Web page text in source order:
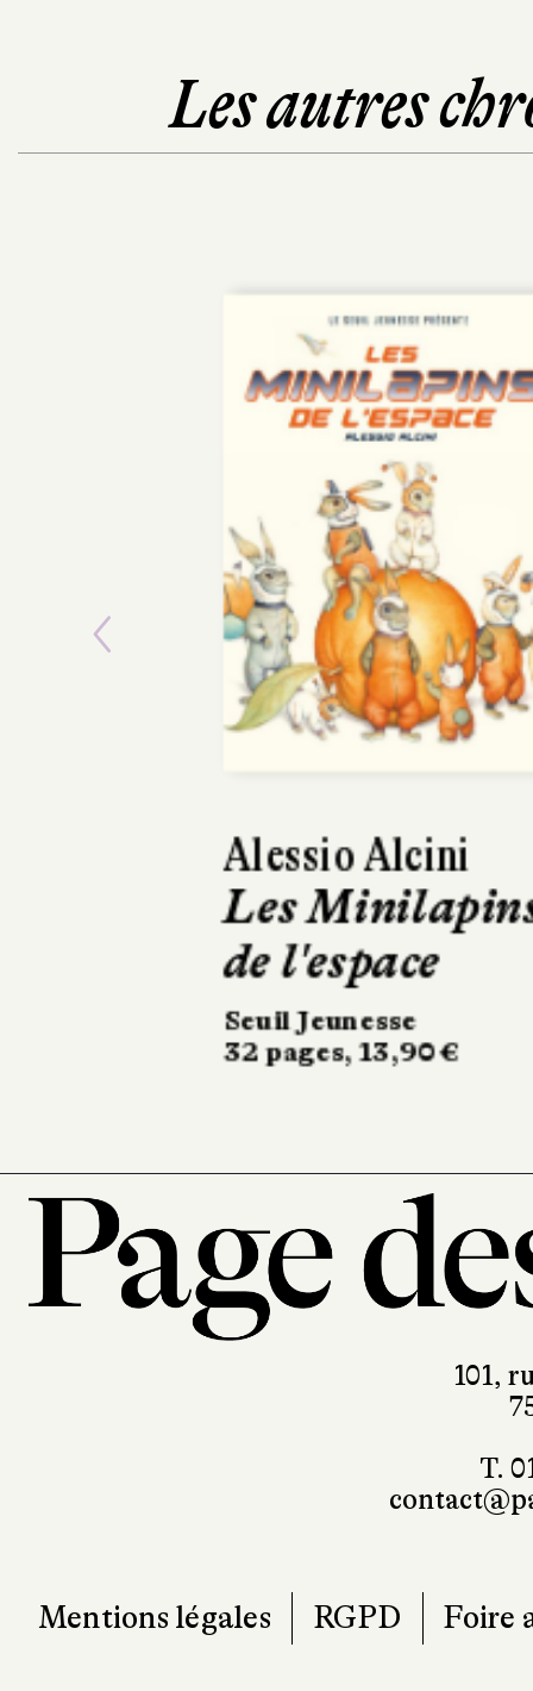
Les autres
Séraphine Menu
Les Enfants
froid
Thierry Magnier
236 pages, 17,50 €
Previous
101,
T.
Mentions légales RGPD Foire